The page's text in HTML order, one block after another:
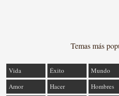
Temas más
Vida Éxito Mundo
Amor
Hacer Hombres